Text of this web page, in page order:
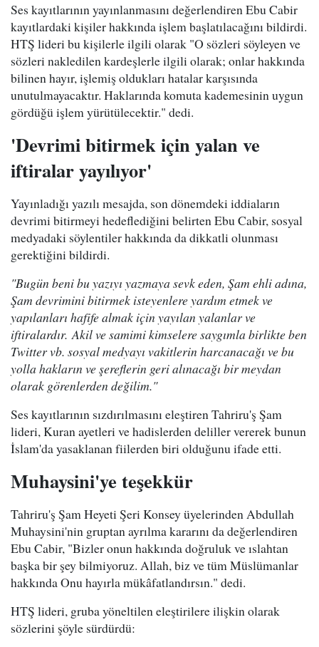
Ses kayıtlarının yayınlanmasını değerlendiren Ebu Cabir
kayıtlardaki kişiler hakkında işlem başlatılacağını bildirdi.
HTŞ lideri bu kişilerle ilgili olarak "O sözleri söyleyen ve
sözleri nakledilen kardeşlerle ilgili olarak; onlar hakkında
bilinen hayır, işlemiş oldukları hatalar karşısında
unutulmayacaktır. Haklarında komuta kademesinin uygun
gördüğü işlem yürütülecektir." dedi.
'Devrimi bitirmek için yalan ve
iftiralar yayılıyor'
Yayınladığı yazılı mesajda, son dönemdeki iddiaların
devrimi bitirmeyi hedeflediğini belirten Ebu Cabir, sosyal
medyadaki söylentiler hakkında da dikkatli olunması
gerektiğini bildirdi.
"Bugün beni bu yazıyı yazmaya sevk eden, Şam ehli adına,
Şam devrimini bitirmek isteyenlere yardım etmek ve
yapılanları hafife almak için yayılan yalanlar ve
iftiralardır. Akil ve samimi kimselere saygımla birlikte ben
Twitter vb. sosyal medyayı vakitlerin harcanacağı ve bu
yolla hakların ve şereflerin geri alınacağı bir meydan
olarak görenlerden değilim."
Ses kayıtlarının sızdırılmasını eleştiren Tahriru'ş Şam
lideri, Kuran ayetleri ve hadislerden deliller vererek bunun
İslam'da yasaklanan fiilerden biri olduğunu ifade etti.
Muhaysini'ye teşekkür
Tahriru'ş Şam Heyeti Şeri Konsey üyelerinden Abdullah
Muhaysini'nin gruptan ayrılma kararını da değerlendiren
Ebu Cabir, "Bizler onun hakkında doğruluk ve ıslahtan
başka bir şey bilmiyoruz. Allah, biz ve tüm Müslümanlar
hakkında Onu hayırla mükâfatlandırsın." dedi.
HTŞ lideri, gruba yöneltilen eleştirilere ilişkin olarak
sözlerini şöyle sürdürdü: